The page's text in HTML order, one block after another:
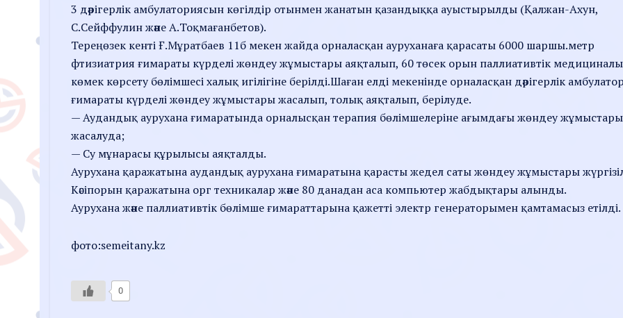
3 дәрігерлік амбулаториясын көгілдір отынмен жанатын қазандыққа ауыстырылды (Қалжан-Ахун,
С.Сейффулин және А.Тоқмағанбетов).
Тереңөзек кенті Ғ.Мұратбаев 11б мекен жайда орналасқан ауруханаға қарасаты 6000 шаршы.метр
фтизиатрия ғимараты күрделі жөндеу жұмыстары аяқталып, 60 төсек орын паллиативтік
көмек көрсету бөлімшесі халық игілігіне берілді.Шаған елді мекенінде орналасқан дәрігерлік
ғимараты күрделі жөндеу жұмыстары жасалып, толық аяқталып, берілуде.
— Аудандық аурухана ғимаратында орналысқан терапия бөлімшелеріне ағымдағы жөндеу жұмыстары
жасалуда;
— Су мұнарасы құрылысы аяқталды.
Аурухана қаражатына аудандық аурухана ғимаратына қарасты жедел саты жөндеу жұмыстары
Кәсіпорын қаражатына орг техникалар және 80 данадан аса компьютер жабдықтары алынды.
Аурухана және паллиативтік бөлімше ғимараттарына қажетті электр генераторымен қамтамасыз етілді.
фото:semeitany.kz
0